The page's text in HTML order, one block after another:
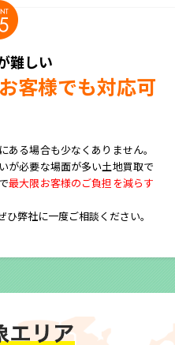
難しい
客様でも対応可
る場合も少なくありません。
が必要な場面が多い土地買取で
最大限お客様のご負担を減らす
弊社に一度ご相談ください。